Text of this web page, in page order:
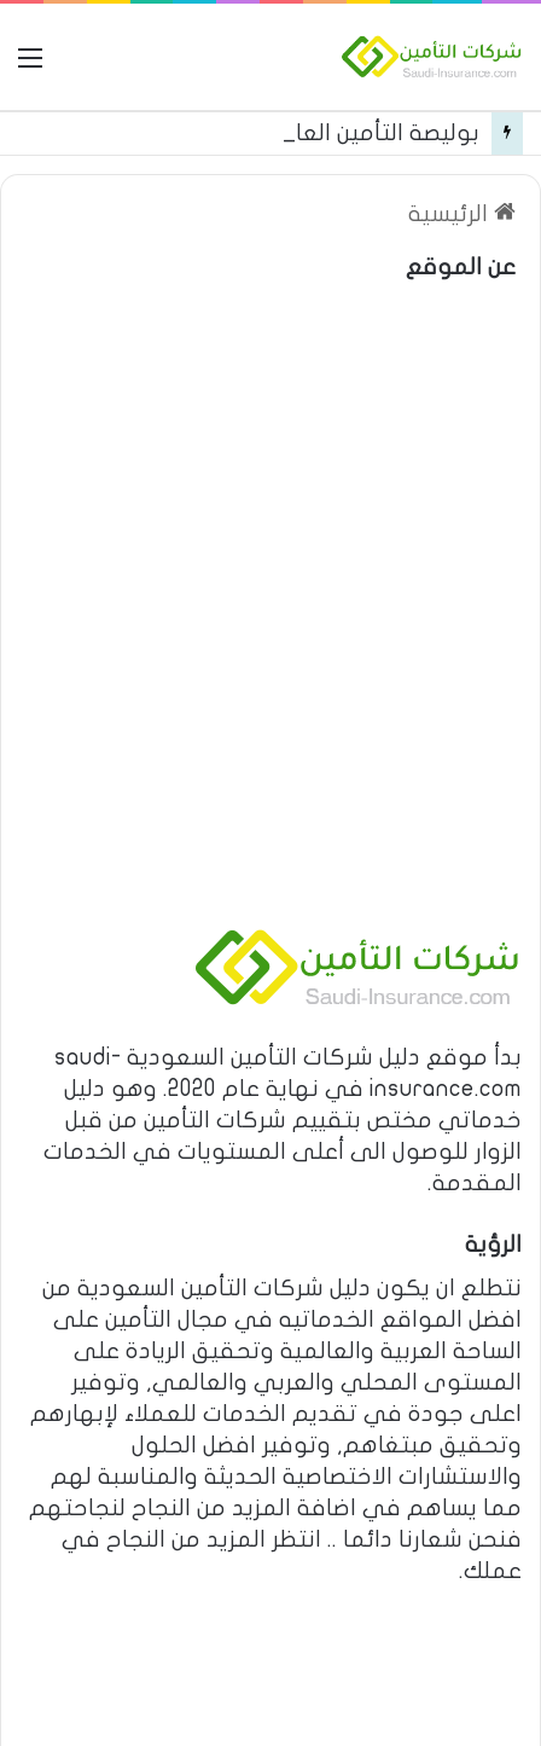
الرئيسية
عن الموقع
بدأ موقع دليل شركات التأمين السعودية saudi-
insurance.com في نهاية عام 2020. وهو دليل
خدماتي مختص بتقييم شركات التأمين من قبل
الزوار للوصول الى أعلى المستويات في الخدمات
المقدمة.
الرؤية
نتطلع ان يكون دليل شركات التأمين السعودية من
افضل المواقع الخدماتيه في مجال التأمين على
الساحة العربية والعالمية وتحقيق الريادة على
المستوى المحلي والعربي والعالمي, وتوفير
اعلى جودة في تقديم الخدمات للعملاء لإبهارهم
وتحقيق مبتغاهم, وتوفير افضل الحلول
والاستشارات الاختصاصية الحديثة والمناسبة لهم
مما يساهم في اضافة المزيد من النجاح لنجاحتهم
فنحن شعارنا دائما .. انتظر المزيد من النجاح في
عملك.